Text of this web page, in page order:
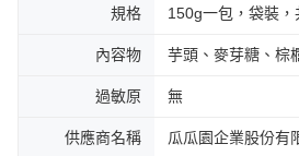
規格 150g一包，袋裝，
內容物 芋頭、麥芽糖、棕
過敏原 無
供應商名稱 瓜瓜園企業股份有